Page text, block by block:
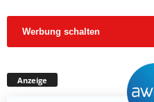
Werbung schalten
Anzeige